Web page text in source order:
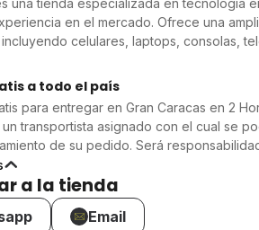
con asistentes de voz:- Accede
facilitando el control de tu música y
Diseñados con almohadillas
sin molestias, ideales para largas
y portátil:- Con un acabado blanco
como estéticos, perfectos para llevar
en el mercado. Ofrece una
celulares, laptops, consolas,
tecnológica. La tienda cuenta con
CCCT, Sambil Chacao) y en Lecherías.
a todo el país
para entregar en Gran Caracas en 2
transportista asignado con el cual se
de su pedido. Será
la siguiente información para la
y exacta de entrega
de contacto.
Identidad o Pasaporte.
a la tienda
Email